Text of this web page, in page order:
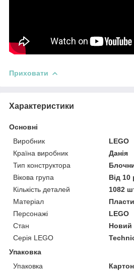
Приховати
Характеристики
Основні
Виробник
LEGO
Країна виробник
Данія
Тип конструктора
Вікова група
Від 10
Кількість деталей
1082
Матеріал
Персонажі
LEGO
Стан
Новий
Серія LEGO
Упаковка
Упаковка